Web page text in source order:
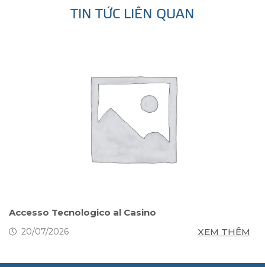
TIN TỨC LIÊN QUAN
Accesso Tecnologico al Casino
20/07/2026 XEM THÊM